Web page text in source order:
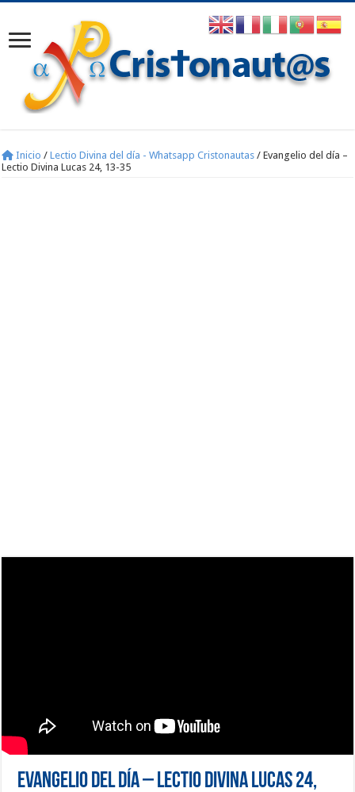
Inicio / Lectio Divina del día - Whatsapp Cristonautas / Evangelio del día –
Lectio Divina Lucas 24, 13-35
Evangelio del día – Lectio Divina Lucas 24,